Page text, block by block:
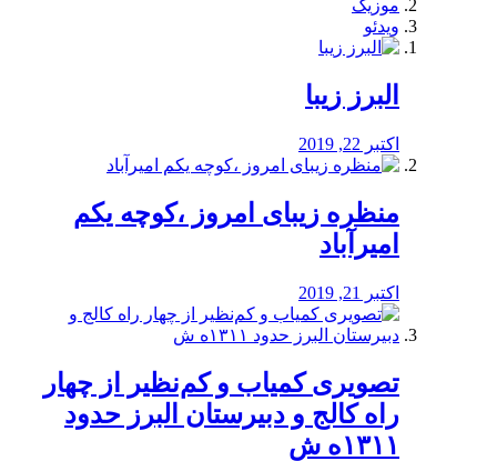
موزیک
ویدئو
البرز زیبا
اکتبر 22, 2019
منظره‌‌ زیبای امروز ،کوچه یکم
امیرآباد
اکتبر 21, 2019
️تصویری کمیاب و کم‌نظیر از چهار
راه كالج و دبيرستان البرز حدود
۱۳۱۱ه ش